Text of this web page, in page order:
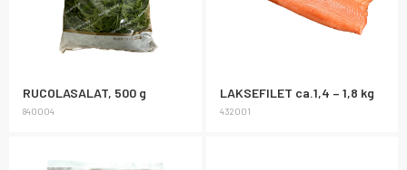
RUCOLASALAT, 500 g
840004
LAKSEFILET ca.1,4 – 1,8 kg
432001